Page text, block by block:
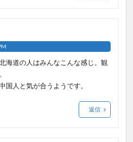
海道の人はみんなこんな感じ。観
国人と気が合うようです。
返信